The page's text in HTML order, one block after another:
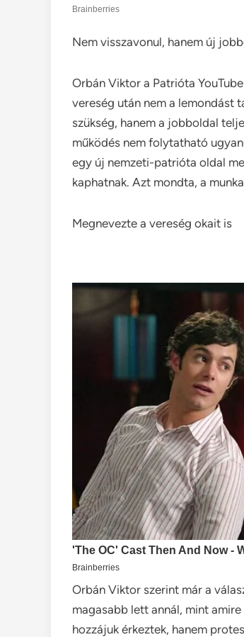
Nem visszavonul, hanem új
Orbán Viktor a Patrióta
vereség után nem a lemondást
szükség, hanem a jobboldal
működés nem folytatható
egy új nemzeti-patrióta oldal
kaphatnak. Azt mondta, a
Megnevezte a vereség okait is
Orbán Viktor szerint már a
magasabb lett annál, mint
hozzájuk érkeztek, hanem